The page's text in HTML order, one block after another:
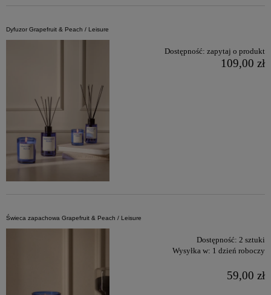
Dyfuzor Grapefruit & Peach / Leisure
Dostępność: zapytaj o produkt
109,00 zł
Świeca zapachowa Grapefruit & Peach / Leisure
Dostępność: 2 sztuki
Wysyłka w: 1 dzień roboczy
59,00 zł